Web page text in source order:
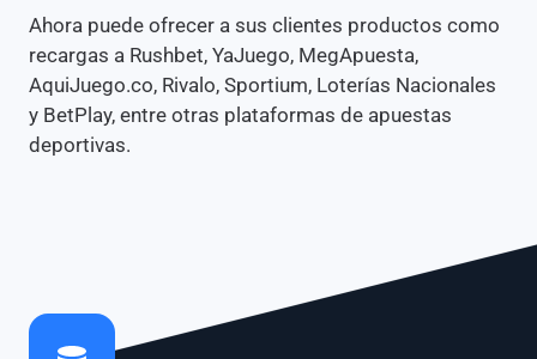
Ahora puede ofrecer a sus clientes productos como
recargas a Rushbet, YaJuego, MegApuesta,
AquiJuego.co, Rivalo, Sportium, Loterías Nacionales
y BetPlay, entre otras plataformas de apuestas
deportivas.